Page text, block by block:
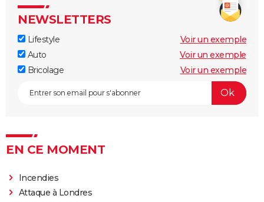
NEWSLETTERS
Lifestyle
Voir un exemple
Auto
Voir un exemple
Bricolage
Voir un exemple
EN CE MOMENT
Incendies
Attaque à Londres